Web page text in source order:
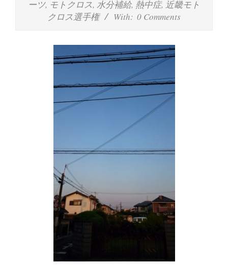
木ーツ, モトクロス, 水分補給, 熱中症, 近畿モト
クロス選手権
With: 0 Comments